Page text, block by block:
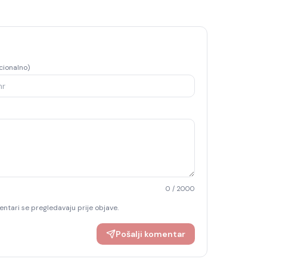
0 / 2000
se pregledavaju prije objave.
Pošalji komentar